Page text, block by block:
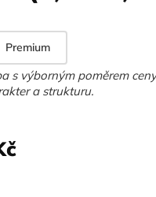
Premium
s výborným poměrem
a strukturu.